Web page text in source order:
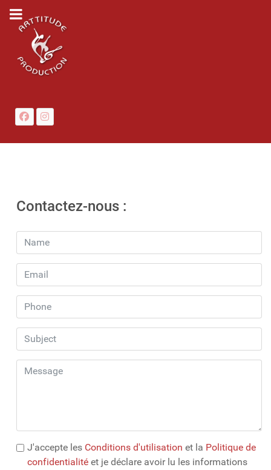
Contactez-nous :
J'accepte les Conditions d'utilisation et la Politique de
confidentialité et je déclare avoir lu les informations